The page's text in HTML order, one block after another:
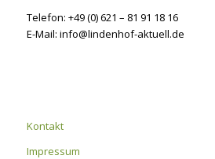
Telefon: +49 (0) 621 – 81 91 18 16
E-Mail: info@lindenhof-aktuell.de
Kontakt
Impressum